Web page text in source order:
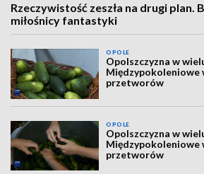
Rzeczywistość zeszła na drugi plan.
miłośnicy fantastyki
OPOLE
Opolszczyzna w
Międzypokoleniowe
przetworów
OPOLE
Opolszczyzna w
Międzypokoleniowe
przetworów